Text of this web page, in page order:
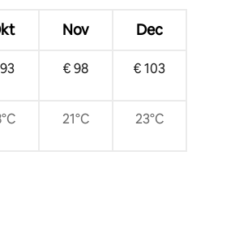
Nov Dec
€ 98 € 103
21°C 23°C